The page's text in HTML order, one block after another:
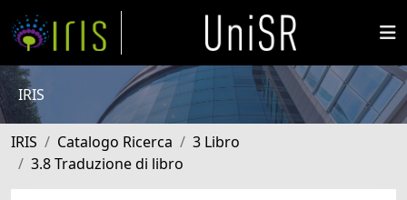
IRIS
IRIS Catalogo Ricerca
3 Libro
3.8 Traduzione di libro